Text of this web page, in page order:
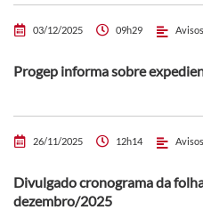
03/12/2025 09h29 Avisos
Progep informa sobre
26/11/2025 12h14 Avisos
Divulgado cronograma da
dezembro/2025